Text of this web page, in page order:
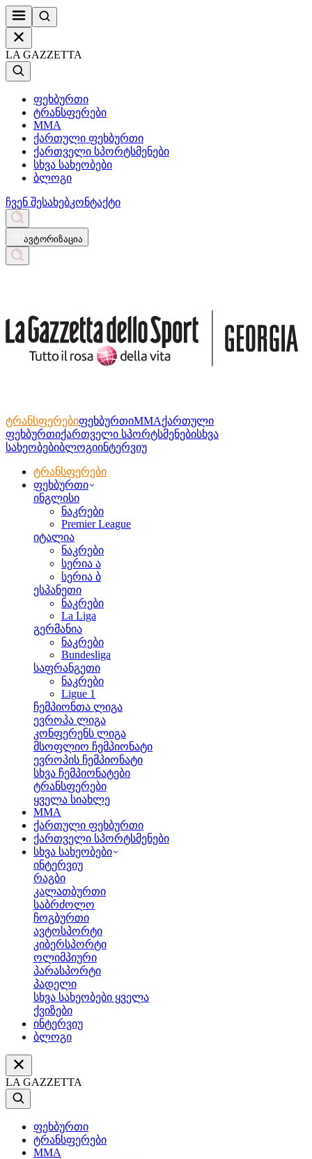
LA GAZZETTA
ფეხბურთი
ტრანსფერები
MMA
ქართული ფეხბურთი
ქართველი სპორტსმენები
სხვა სახეობები
ბლოგი
ჩვენ შესახებკონტაქტი
ავტორიზაცია
ტრანსფერებიფეხბურთიMMAქართული
ფეხბურთიქართველი სპორტსმენებისხვა
სახეობებიბლოგიინტერვიუ
ტრანსფერები
ფეხბურთი
ინგლისი
ნაკრები
Premier League
იტალია
ნაკრები
სერია ა
სერია ბ
ესპანეთი
ნაკრები
La Liga
გერმანია
ნაკრები
Bundesliga
საფრანგეთი
ნაკრები
Ligue 1
ჩემპიონთა ლიგა
ევროპა ლიგა
კონფერენს ლიგა
მსოფლიო ჩემპიონატი
ევროპის ჩემპიონატი
სხვა ჩემპიონატები
ტრანსფერები
ყველა სიახლე
MMA
ქართული ფეხბურთი
ქართველი სპორტსმენები
სხვა სახეობები
ინტერვიუ
რაგბი
კალათბურთი
საბრძოლო
ჩოგბურთი
ავტოსპორტი
კიბერსპორტი
ოლიმპიური
პარასპორტი
პადელი
სხვა სახეობები ყველა
ქვიზები
ინტერვიუ
ბლოგი
LA GAZZETTA
ფეხბურთი
ტრანსფერები
MMA